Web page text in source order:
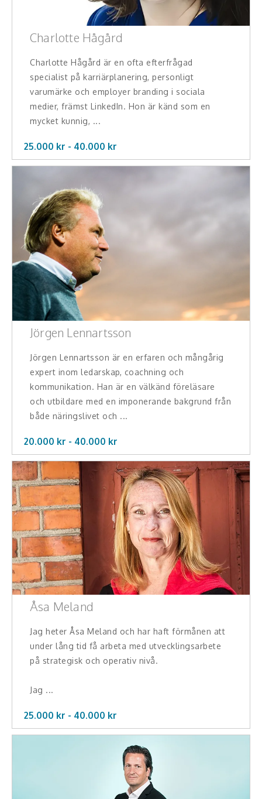
Charlotte Hågård
Charlotte Hågård är en ofta efterfrågad
specialist på karriärplanering, personligt
varumärke och employer branding i sociala
medier, främst LinkedIn. Hon är känd som en
mycket kunnig, ...
25.000 kr - 40.000 kr
Jörgen Lennartsson
Jörgen Lennartsson är en erfaren och mångårig
expert inom ledarskap, coachning och
kommunikation. Han är en välkänd föreläsare
och utbildare med en imponerande bakgrund från
både näringslivet och ...
20.000 kr - 40.000 kr
Åsa Meland
Jag heter Åsa Meland och har haft förmånen att
under lång tid få arbeta med utvecklingsarbete
på strategisk och operativ nivå.
Jag ...
25.000 kr - 40.000 kr